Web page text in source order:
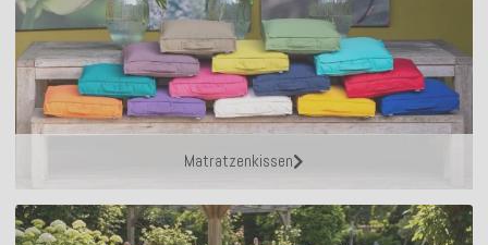
Matratzenkissen